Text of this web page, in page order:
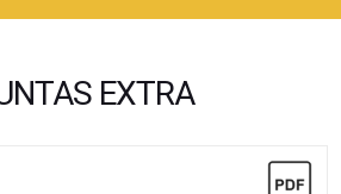
EXTRA